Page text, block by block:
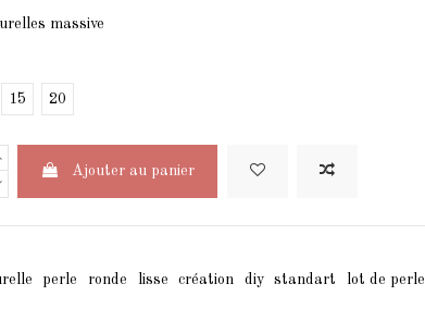
massive
15 20
Ajouter au panier
perle ronde lisse création diy standart lot de perle